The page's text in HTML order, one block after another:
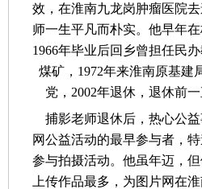
效，在淮南九龙岗肿瘤医院
师一生平凡而朴实。他早年
1966年毕业后回乡曾担任民
煤矿，1972年来淮南原基建
党，2002年退休，退休前
捕影老师退休后，热心公
网公益活动的最早参与者，
参与拍摄活动。他虽年迈，
上传作品最多，为图片网在